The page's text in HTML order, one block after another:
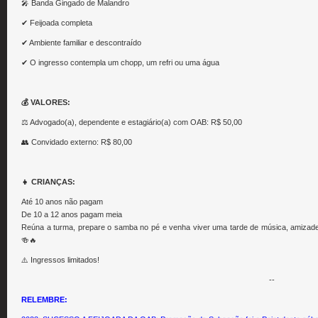
🎤 Banda Gingado de Malandro
✔ Feijoada completa
✔ Ambiente familiar e descontraído
✔ O ingresso contempla um chopp, um refri ou uma água
💰 VALORES:
⚖️ Advogado(a), dependente e estagiário(a) com OAB: R$ 50,00
👥 Convidado externo: R$ 80,00
👧 CRIANÇAS:
Até 10 anos não pagam
De 10 a 12 anos pagam meia
Reúna a turma, prepare o samba no pé e venha viver uma tarde de música,
🍻🔥
⚠️ Ingressos limitados!
--
RELEMBRE: